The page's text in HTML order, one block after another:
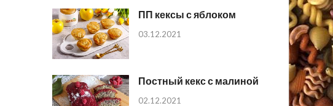
ПП кексы с яблоком
03.12.2021
Постный кекс с малиной
02.12.2021